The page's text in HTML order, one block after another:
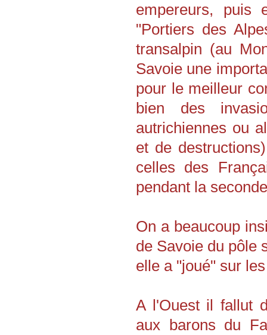
empereurs, puis
"Portiers des
transalpin (au
Savoie une
pour le meilleur
bien des
autrichiennes ou
et de
celles des
pendant la
On a beaucoup
de Savoie du pôle
elle a "joué" sur
A l'Ouest il fallut
aux barons du